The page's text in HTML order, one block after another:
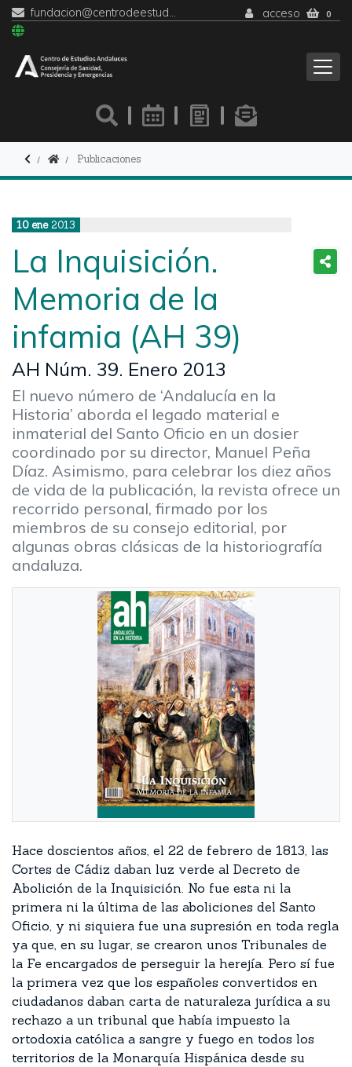
fundacion@centrodeestudiosandaluces.es acceso 0
Publicaciones
10 ene 2013
La Inquisición.
Memoria de la
infamia (AH 39)
AH Núm. 39. Enero 2013
El nuevo número de ‘Andalucía en la
Historia’ aborda el legado material e
inmaterial del Santo Oficio en un dosier
coordinado por su director, Manuel Peña
Díaz. Asimismo, para celebrar los diez años
de vida de la publicación, la revista ofrece un
recorrido personal, firmado por los
miembros de su consejo editorial, por
algunas obras clásicas de la historiografía
andaluza.
Hace doscientos años, el 22 de febrero de 1813, las
Cortes de Cádiz daban luz verde al Decreto de
Abolición de la Inquisición. No fue esta ni la
primera ni la última de las aboliciones del Santo
Oficio, y ni siquiera fue una supresión en toda regla
ya que, en su lugar, se crearon unos Tribunales de
la Fe encargados de perseguir la herejía. Pero sí fue
la primera vez que los españoles convertidos en
ciudadanos daban carta de naturaleza jurídica a su
rechazo a un tribunal que había impuesto la
ortodoxia católica a sangre y fuego en todos los
territorios de la Monarquía Hispánica desde su